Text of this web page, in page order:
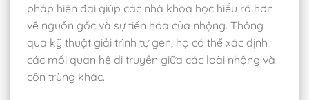
pháp hiện đại giúp các nhà khoa học hiểu rõ hơn
về nguồn gốc và sự tiến hóa của nhộng. Thông
qua kỹ thuật giải trình tự gen, họ có thể xác định
các mối quan hệ di truyền giữa các loài nhộng và
côn trùng khác.